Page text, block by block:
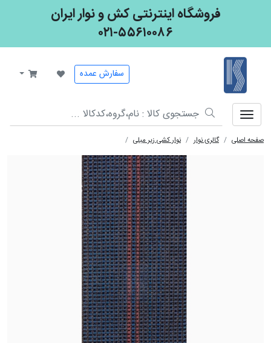
فروشگاه اینترنتی کش و نوار ایران
۰۲۱-۵۵۶۱۰۰۸۶
سفارش عمده
صفحه اصلی گالری نوار نوار کشی زیر مبلی